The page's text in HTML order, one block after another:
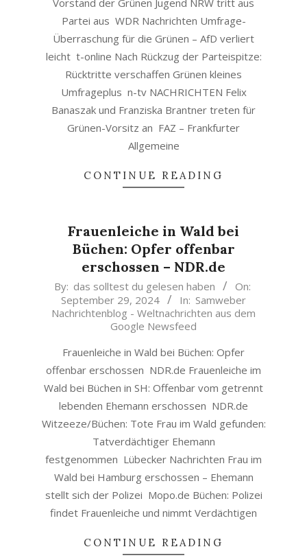
Vorstand der Grünen Jugend NRW tritt aus
Partei aus WDR Nachrichten Umfrage-
Überraschung für die Grünen – AfD verliert
leicht t-online Nach Rückzug der Parteispitze:
Rücktritte verschaffen Grünen kleines
Umfrageplus n-tv NACHRICHTEN Felix
Banaszak und Franziska Brantner treten für
Grünen-Vorsitz an FAZ – Frankfurter
Allgemeine
CONTINUE READING
Frauenleiche in Wald bei
Büchen: Opfer offenbar
erschossen – NDR.de
2024-
29
By: das solltest du gelesen haben
On:
September 29, 2024
In: Samweber
Nachrichtenblog - Weltnachrichten aus dem
Google Newsfeed
Frauenleiche in Wald bei Büchen: Opfer
offenbar erschossen NDR.de Frauenleiche im
Wald bei Büchen in SH: Offenbar vom getrennt
lebenden Ehemann erschossen NDR.de
Witzeeze/Büchen: Tote Frau im Wald gefunden:
Tatverdächtiger Ehemann
festgenommen Lübecker Nachrichten Frau im
Wald bei Hamburg erschossen – Ehemann
stellt sich der Polizei Mopo.de Büchen: Polizei
findet Frauenleiche und nimmt Verdächtigen
CONTINUE READING